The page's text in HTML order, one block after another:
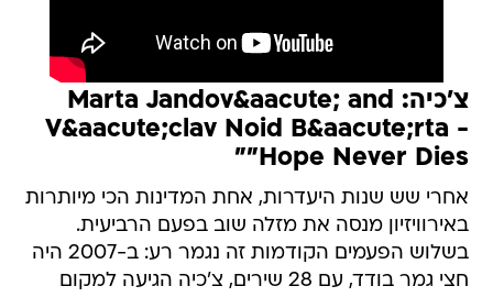
צ'כיה: Marta Jandov&aacute; and
V&aacute;clav Noid B&aacute;rta -
"Hope Never Dies"
אחרי שש שנות היעדרות, אחת המדינות הכי מיותרות
באירוויזיון מנסה את מזלה שוב בפעם הרביעית.
בשלוש הפעמים הקודמות זה נגמר רע: ב-2007 היה
חצי גמר בודד, עם 28 שירים, צ'כיה הגיעה למקום